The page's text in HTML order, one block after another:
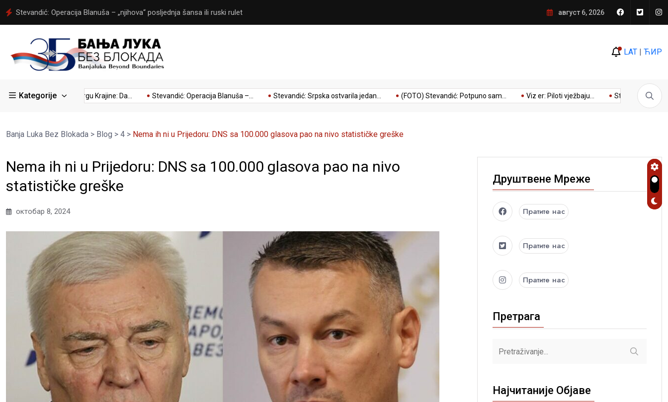
Stevandić: Srpska ostvarila jedan od najdramatičnijih preokreta, a antivladini mediji август 6, 2026
LAT | ЋИР
Kategorije
Kumovao Trgu Krajine: Da... Stevandić: Operacija Blanuša –... Stevandić: Srpska ostvarila jedan... (FOTO) Stevandić: Potpuno sam... Viz er: Piloti vježbaju... Stevandić sa
Banja Luka Bez Blokada > Blog > 4 > Nema ih ni u Prijedoru: DNS sa 100.000 glasova pao na nivo statističke greške
Nema ih ni u Prijedoru: DNS sa 100.000 glasova pao na nivo
statističke greške
октобар 8, 2024
Друштвене Мреже
Пратите нас
Пратите нас
Пратите нас
Претрага
Најчитаније Објаве